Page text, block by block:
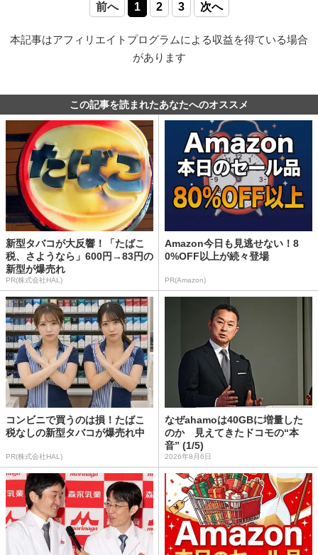
前へ 1 2 3 次へ
本記事はアフィリエイトプログラムによる収益を得ている場合
があります
この記事を読まれたあなたへのオススメ
新型タバコが大反響！「たばこ
税、さようなら」600円→83円の
新型が爆売れ
PR(株式会社HAL)
Amazon今日も見逃せない！8
0%OFF以上が続々登場
PR(Amazon)
コンビニで買うのは損！たばこ
税なしの新型タバコが爆売れ中
PR(株式会社HAL)
なぜahamoは40GBに増量した
のか 見えてきたドコモの“本
音” (1/5)
2026年8月6日